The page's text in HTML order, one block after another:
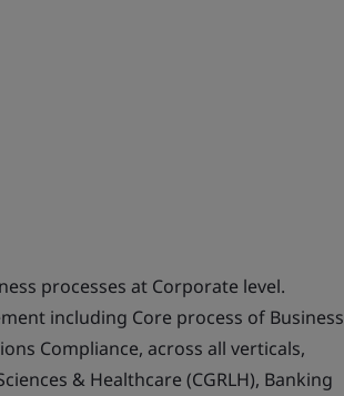
processes at Corporate level.
including Core process of Business
Compliance, across all verticals,
& Healthcare (CGRLH), Banking